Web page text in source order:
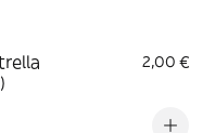
2,00 €